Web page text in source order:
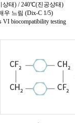
상태) / 240℃(진공상태)
우 느림 (Dix-C 1/5)
VI biocompatibility testing